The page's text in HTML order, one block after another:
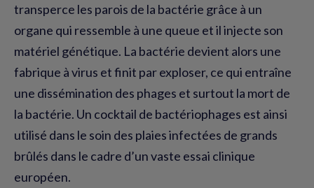
transperce les parois de la bactérie grâce à un
organe qui ressemble à une queue et il injecte son
matériel génétique. La bactérie devient alors une
fabrique à virus et finit par exploser, ce qui entraîne
une dissémination des phages et surtout la mort de
la bactérie. Un cocktail de bactériophages est ainsi
utilisé dans le soin des plaies infectées de grands
brûlés dans le cadre d’un vaste essai clinique
européen.